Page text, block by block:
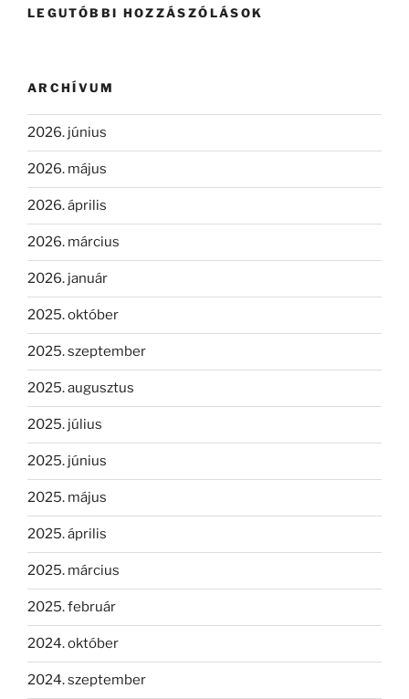
LEGUTÓBBI HOZZÁSZÓLÁSOK
ARCHÍVUM
2026. június
2026. május
2026. április
2026. március
2026. január
2025. október
2025. szeptember
2025. augusztus
2025. július
2025. június
2025. május
2025. április
2025. március
2025. február
2024. október
2024. szeptember